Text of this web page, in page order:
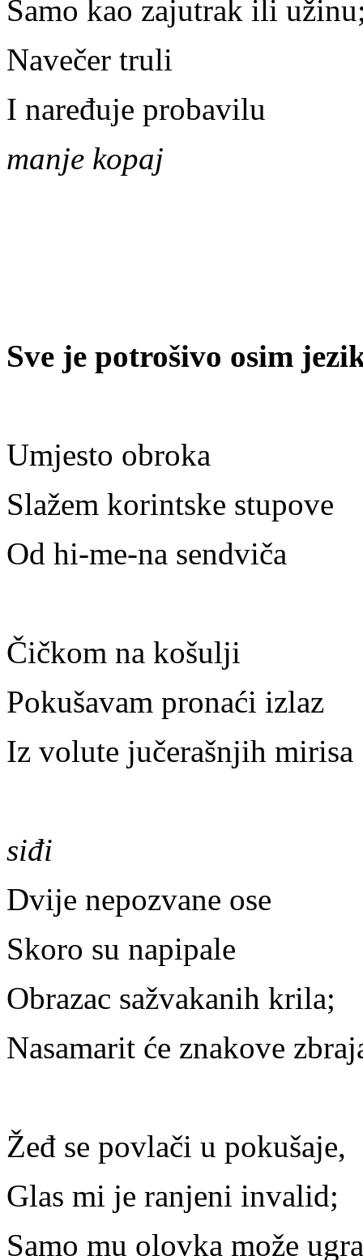
Samo kao zajutrak ili
Navečer truli
I naređuje probavilu
manje kopaj
Sve je potrošivo osim
Umjesto obroka
Slažem korintske stupove
Od hi-me-na sendviča
Čičkom na košulji
Pokušavam pronaći izlaz
Iz volute jučerašnjih mirisa
siđi
Dvije nepozvane ose
Skoro su napipale
Obrazac sažvakanih krila;
Nasamarit će znakove
Žeđ se povlači u pokušaje,
Glas mi je ranjeni invalid;
Samo mu olovka može